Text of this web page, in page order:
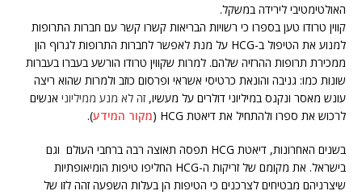
האולטימטיבי לירידה במשקל.
קווין טרודו טען בספרו כי רשויות הבריאות קשרו קשר עם חברות התרופות
למנוע את הטיפול ב-HCG על מנת לאפשר לחברות התרופות לגרוף הון
ממכירת תרופות ההרזיה שלהם. למרות שקווין טרודו הורשע בעברו בעברות
שונות כמו: גניבה והונאת כרטיסי אשראי ופרסום כוזב ולמרות שהוא ריצה
עונש מאסר ונקנס במיליוני דולרים על מעשיו, זה לא מנע ממיליוני אנשים
לרכוש את ספרו ולהתחיל את דיאטת HCG (
מקור המידע).
בשנים האחרונות, דיאטת HCG תפסה תאוצה רבה ברחבי העולם וגם
בישראל. את מקומם של זריקות ה-HCG החליפו טיפות הומ
יאופתיות
שיצרניהם מבטיחים לצרכנים כי הטיפות הן בעלות השפעה זהה לזו של